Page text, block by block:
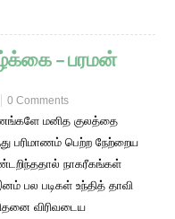
– பரமன்
0 Comments
மனித குலத்தை
பரிமாணம் பெற்ற நேற்றைய
நாகரீகங்கள்
பல படிகள் உந்தித் தாவி
விரிவடைய